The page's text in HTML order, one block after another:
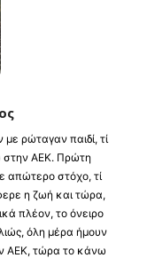
ρώταγαν παιδί, τί
στην ΑΕΚ. Πρώτη
απώτερο στόχο, τί
η ζωή και τώρα,
πλέον, το όνειρο
όλη μέρα ήμουν
ΑΕΚ, τώρα το κάνω